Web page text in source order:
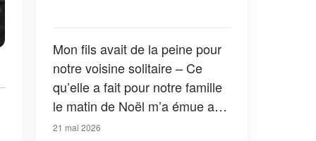
resté bouche bée
Mon fils avait de la peine pour
notre voisine solitaire – Ce
qu’elle a fait pour notre famille
le matin de Noël m’a émue aux
larmes
21 mai 2026